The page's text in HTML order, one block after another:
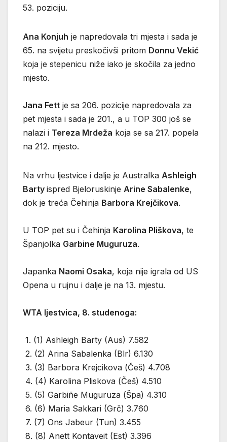
53. poziciju.
Ana Konjuh je napredovala tri mjesta i sada je
65. na svijetu preskočivši pritom Donnu Vekić
koja je stepenicu niže iako je skočila za jedno
mjesto.
Jana Fett je sa 206. pozicije napredovala za
pet mjesta i sada je 201., a u TOP 300 još se
nalazi i Tereza Mrdeža koja se sa 217. popela
na 212. mjesto.
Na vrhu ljestvice i dalje je Australka Ashleigh
Barty ispred Bjeloruskinje Arine Sabalenke,
dok je treća Čehinja Barbora Krejčikova.
U TOP pet su i Čehinja Karolina Pliškova, te
Španjolka Garbine Muguruza.
Japanka Naomi Osaka, koja nije igrala od US
Opena u rujnu i dalje je na 13. mjestu.
WTA ljestvica, 8. studenoga:
1. (1) Ashleigh Barty (Aus) 7.582
2. (2) Arina Sabalenka (Blr) 6.130
3. (3) Barbora Krejcikova (Češ) 4.708
4. (4) Karolina Pliskova (Češ) 4.510
5. (5) Garbiñe Muguruza (Špa) 4.310
6. (6) Maria Sakkari (Grč) 3.760
7. (7) Ons Jabeur (Tun) 3.455
8. (8) Anett Kontaveit (Est) 3.396